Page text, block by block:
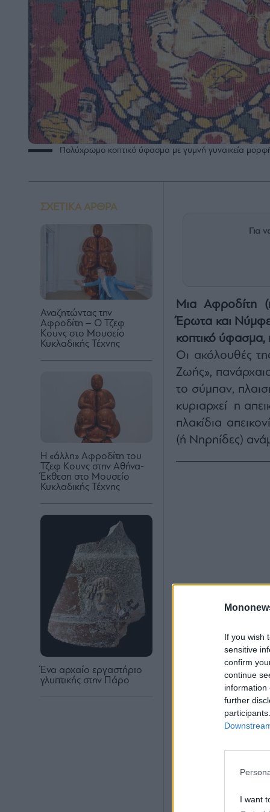
If you wish
sensitive
confirm
continue
information
further
I want
Πολύχρωμο κοπτικό ύφασμα με γυμνή γυναικεία
ΣΧΕΤΙΚΑ ΑΡΘΡΑ
Αναζητώντας την
Αφροδίτη – Ο Τζεφ
Κουνς στο Μουσείο
Κυκλαδικής Τέχνης
Η «άλλη» Αφροδίτη του
Τζεφ Κουνς στην Αθήνα-
Έκθεση στο Μουσείο
Κυκλαδικής Τέχνης
Ένα αρχαίο εργαστήριο
γλυπτικής στην Πάρο
Για
Μια Αφροδίτη
Έρωτα και
κοπτικό ύφασμα,
Οι ακόλουθές
Ζωής»,
το σύμπαν,
κυριαρχεί η
πλακίδια
(ή Νηρηίδες)